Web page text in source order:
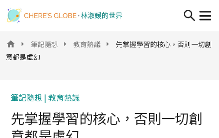
筆記隨想 教育熱議
先掌握學習的核心，否則一切創
意都是虛幻
筆記隨想 | 教育熱議
先掌握學習的核心，否則一切創